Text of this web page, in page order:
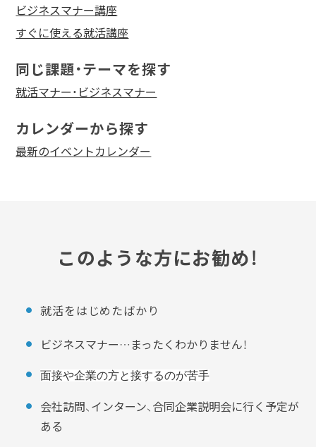
ビジネスマナー講座
すぐに使える就活講座
同じ課題・テーマを探す
就活マナー・ビジネスマナー
カレンダーから探す
最新のイベントカレンダー
このような方にお勧め！
就活をはじめたばかり
ビジネスマナー…まったくわかりません！
面接や企業の方と接するのが苦手
会社訪問、インターン、合同企業説明会に行く予定が
ある